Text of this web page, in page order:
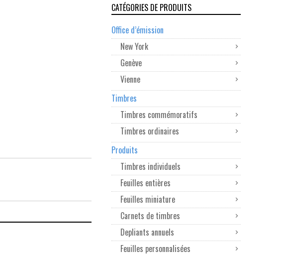
CATÉGORIES DE PRODUITS
Office d’émission
New York
Genève
Vienne
Timbres
Timbres commémoratifs
Timbres ordinaires
Produits
Timbres individuels
Feuilles entières
Feuilles miniature
Carnets de timbres
Depliants annuels
Feuilles personnalisées